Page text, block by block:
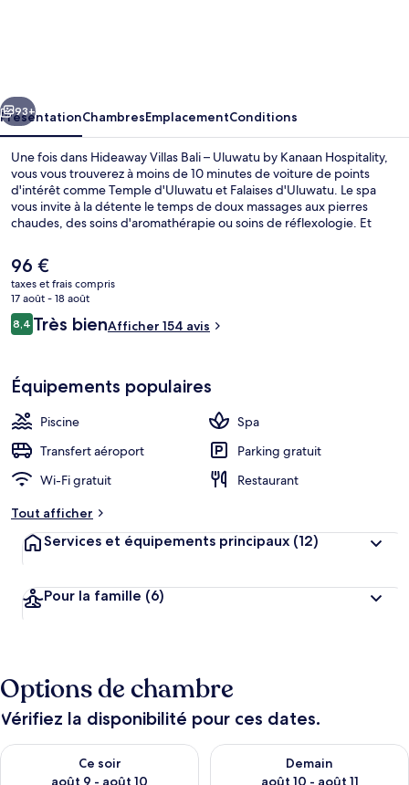
Uluwatu
by
Kanaan
Hospitality
Suivant
93+
PrésentationChambresEmplacementConditions
Une fois dans Hideaway Villas Bali – Uluwatu by Kanaan Hospitality,
vous vous trouverez à moins de 10 minutes de voiture de points
d'intérêt comme Temple d'Uluwatu et Falaises d'Uluwatu. Le spa
vous invite à la détente le temps de doux massages aux pierres
chaudes, des soins d'aromathérapie ou soins de réflexologie. Et
servies à l'établissement Base Restaurant, qui est ouvert à l'heure du
petit déjeuner, du déjeuner et du dîner. Au menu des petits plus
offerts sur place, on trouve une piscine extérieure, un bar / salon et
un snack-bar/une épicerie fine. Sympa non ?
Le
prix
actuel
est
de
96 €
taxes et frais compris
17 août - 18 août
Avis
voyageurs
8,48,4 sur 10
Très bienAfficher 154 avis
Équipements populaires
Piscine
Spa
Transfert aéroport
Parking gratuit
Wi-Fi gratuit
Restaurant
Tout afficher
Services et équipements principaux (12)
Pour la famille (6)
Options de chambre
Vérifiez la disponibilité pour ces dates.
Ce soir
août 9 - août 10
Vérifier la disponibilité pour ce soir août 9 - août 10
Demain
août 10 - août 11
Vérifier la disponibilité pour